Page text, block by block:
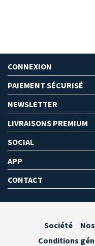
CONNEXION
PAIEMENT SÉCURISÉ
NEWSLETTER
LIVRAISONS PREMIUM
SOCIAL
APP
CONTACT
Société
Conditions